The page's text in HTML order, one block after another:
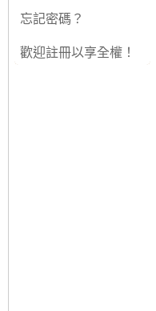
忘記密碼？
歡迎註冊以享全權！